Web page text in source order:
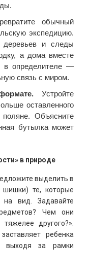
обычный
экспедицию.
и следы
а дома вместе
в определителе —
связь с миром.
Устройте
оставленного
Объясните
бутылка может
в природе
выделить в
шишки) те, которые
вид. Задавайте
Чем они
другого?».
ребенка
выходя за рамки